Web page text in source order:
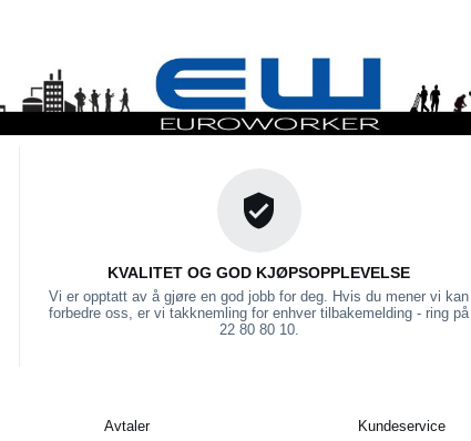
KVALITET OG GOD KJØPSOPPLEVELSE
Vi er opptatt av å gjøre en god jobb for deg. Hvis du mener vi kan
forbedre oss, er vi takknemling for enhver tilbakemelding - ring på
22 80 80 10.
Avtaler Kundeservice